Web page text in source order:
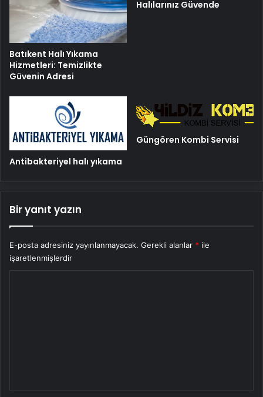
Batıkent Halı Yıkama
Hizmetleri: Temizlikte
Güvenin Adresi
Halılarınız Güvende
Antibakteriyel halı yıkama
Güngören Kombi Servisi
Bir yanıt yazın
E-posta adresiniz yayınlanmayacak. Gerekli alanlar * ile
işaretlenmişlerdir